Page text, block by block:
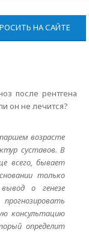
НА САЙТЕ
после рентгена
он не лечится?
возрасте
суставов. В
всего, бывает
только
о генезе
консультацию
определит